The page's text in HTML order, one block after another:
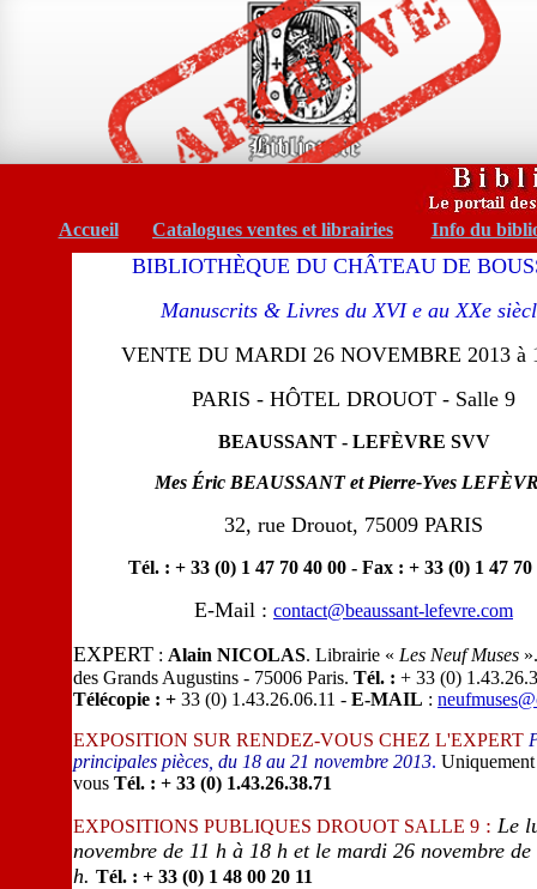
Accueil Catalogues ventes et librairies Info du
BIBLIOTHÈQUE DU CHÂTEAU DE
Manuscrits & Livres du XVI e au XXe
VENTE DU MARDI 26 NOVEMBRE 2013 à
PARIS - HÔTEL DROUOT - Salle 9
BEAUSSANT - LEFÈVRE SVV
Mes Éric BEAUSSANT et Pierre-Yves
32, rue Drouot, 75009 PARIS
Tél. : + 33 (0) 1 47 70 40 00 - Fax : + 33 (0) 1 47 70
E-Mail : contact@beaussant-lefevre.com
EXPERT : Alain NICOLAS. Librairie « Les Neuf Muses
des Grands Augustins - 75006 Paris. Tél. : + 33 (0)
Télécopie : + 33 (0) 1.43.26.06.11 - E-MAIL :
EXPOSITION SUR RENDEZ-VOUS CHEZ L'EXPERT
principales pièces, du 18 au 21 novembre 2013.
vous Tél. : + 33 (0) 1.43.26.38.71
EXPOSITIONS PUBLIQUES DROUOT SALLE 9 : Le
novembre de 11 h à 18 h et le mardi 26 novembre
h. Tél. : + 33 (0) 1 48 00 20 11